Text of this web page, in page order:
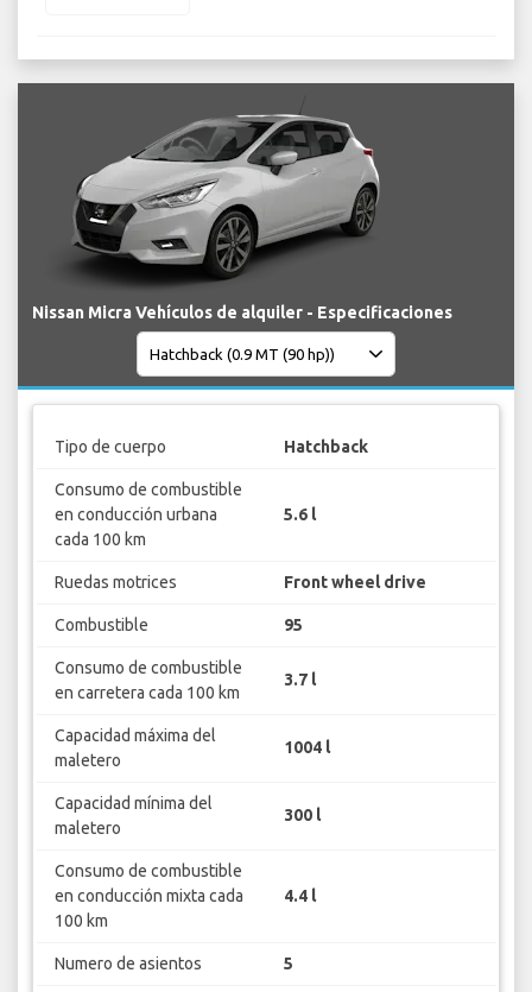
Nissan Micra Vehículos de alquiler - Especificaciones
Tipo de cuerpo Hatchback
Consumo de combustible
en conducción urbana
cada 100 km
5.6 l
Ruedas motrices Front wheel drive
Combustible 95
Consumo de combustible
en carretera cada 100 km
3.7 l
Capacidad máxima del
maletero
1004 l
Capacidad mínima del
maletero
300 l
Consumo de combustible
en conducción mixta cada
100 km
4.4 l
Numero de asientos 5